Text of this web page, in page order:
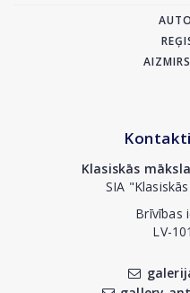
Klasiskās
SIA
Brīvības
LV-